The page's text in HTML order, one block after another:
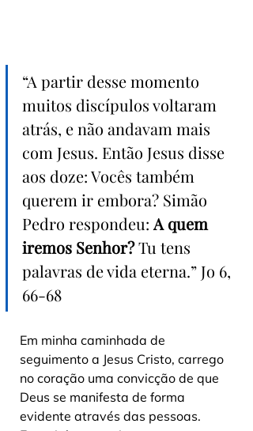
“A partir desse momento
muitos discípulos voltaram
atrás, e não andavam mais
com Jesus. Então Jesus disse
aos doze: Vocês também
querem ir embora? Simão
Pedro respondeu: A quem
iremos Senhor? Tu tens
palavras de vida eterna.” Jo 6,
66-68
Em minha caminhada de
seguimento a Jesus Cristo, carrego
no coração uma convicção de que
Deus se manifesta de forma
evidente através das pessoas.